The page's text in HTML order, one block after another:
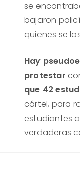
se
bajaron
quienes se
Hay
protestar
que 42
cártel, para
estudiantes
verdaderas